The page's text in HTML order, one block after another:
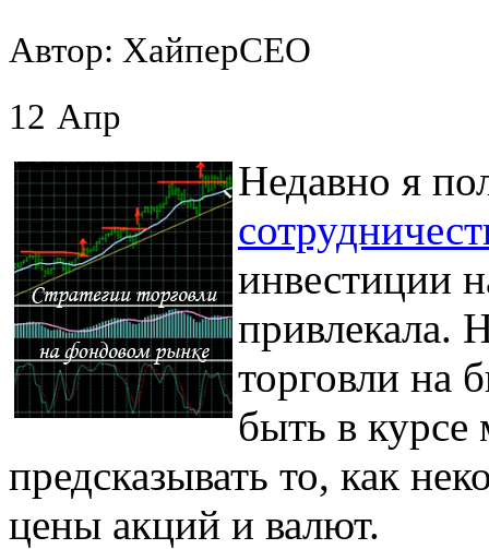
Автор: ХайперСЕО
12 Апр
Недавно я
инвестиции
привлекала.
торговли на
быть в курсе
предсказывать то, как
цены акций и валют.